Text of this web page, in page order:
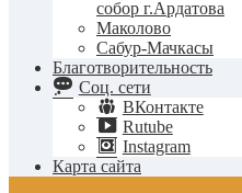
собор г.Ардатова
Маколово
Сабур-Мачкасы
Благотворительность
Соц. сети
ВКонтакте
Rutube
Instagram
Карта сайта